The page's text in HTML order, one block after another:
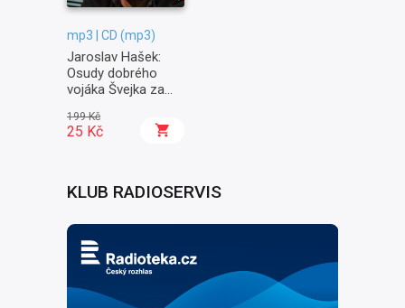
mp3 | CD (mp3)
Jaroslav Hašek:
Osudy dobrého
vojáka Švejka za
Na frontě
199 Kč
25 Kč
KLUB RADIOSERVIS